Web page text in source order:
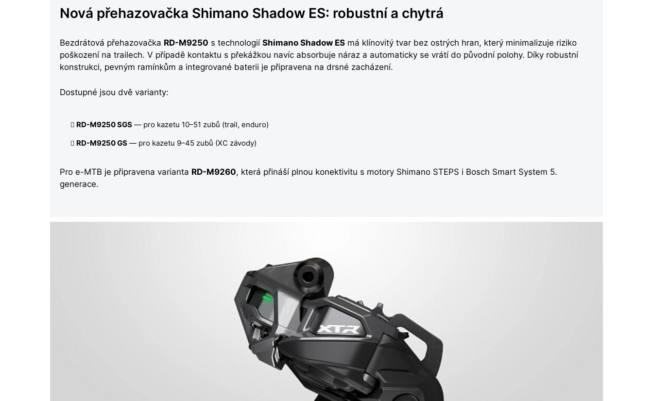
Nová přehazovačka Shimano Shadow ES: robustní a chytrá
Bezdrátová přehazovačka RD-M9250 s technologií Shimano Shadow ES má klínovitý tvar bez ostrých hran, který minimalizuje riziko
poškození na trailech. V případě kontaktu s překážkou navíc absorbuje náraz a automaticky se vrátí do původní polohy. Díky robustní
konstrukci, pevným ramínkům a integrované baterii je připravena na drsné zacházení.
Dostupné jsou dvě varianty:
RD-M9250 SGS — pro kazetu 10–51 zubů (trail, enduro)
RD-M9250 GS — pro kazetu 9–45 zubů (XC závody)
Pro e-MTB je připravena varianta RD-M9260, která přináší plnou konektivitu s motory Shimano STEPS i Bosch Smart System 5.
generace.